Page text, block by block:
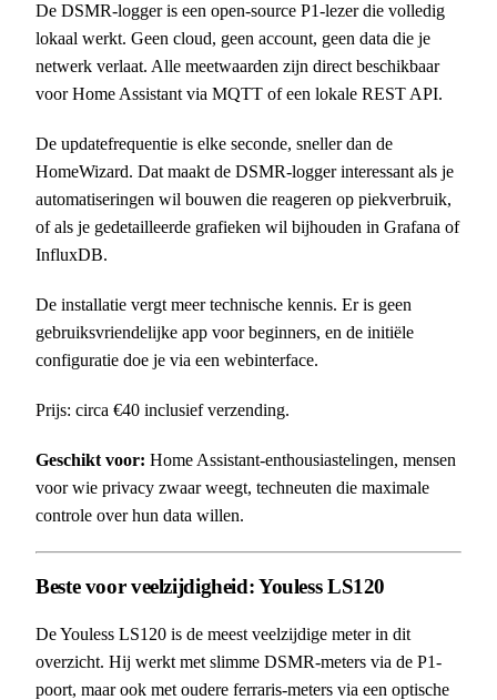
De DSMR-logger is een open-source P1-lezer die volledig
lokaal werkt. Geen cloud, geen account, geen data die je
netwerk verlaat. Alle meetwaarden zijn direct beschikbaar
voor Home Assistant via MQTT of een lokale REST API.
De updatefrequentie is elke seconde, sneller dan de
HomeWizard. Dat maakt de DSMR-logger interessant als je
automatiseringen wil bouwen die reageren op piekverbruik,
of als je gedetailleerde grafieken wil bijhouden in Grafana of
InfluxDB.
De installatie vergt meer technische kennis. Er is geen
gebruiksvriendelijke app voor beginners, en de initiële
configuratie doe je via een webinterface.
Prijs: circa €40 inclusief verzending.
Geschikt voor: Home Assistant-enthousiastelingen, mensen
voor wie privacy zwaar weegt, techneuten die maximale
controle over hun data willen.
Beste voor veelzijdigheid: Youless LS120
De Youless LS120 is de meest veelzijdige meter in dit
overzicht. Hij werkt met slimme DSMR-meters via de P1-
poort, maar ook met oudere ferraris-meters via een optische